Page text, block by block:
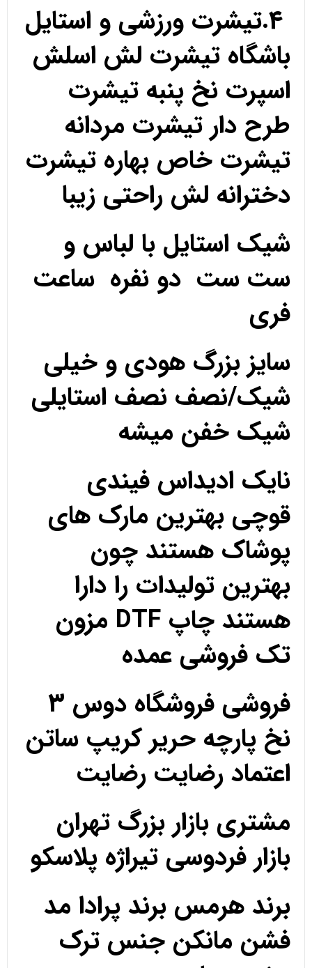
4.تیشرت ورزشی و استایل
باشگاه تیشرت لش اسلش
اسپرت نخ پنبه تیشرت
طرح دار تیشرت مردانه
تیشرت خاص بهاره تیشرت
دخترانه لش راحتی زیبا
شیک استایل با لباس و
ست ست دو نفره ساعت
فری
سایز بزرگ هودی و خیلی
شیک/نصف نصف استایلی
شیک خفن میشه
نایک ادیداس فیندی
قوچی بهترین مارک های
پوشاک هستند چون
بهترین تولیدات را دارا
هستند چاپ DTF مزون
تک فروشی عمده
فروشی فروشگاه دوس 3
نخ پارچه حریر کریپ ساتن
اعتماد رضایت رضایت
مشتری بازار بزرگ تهران
بازار فردوسی تیراژه پلاسکو
برند هرمس برند پرادا مد
فشن مانکن جنس ترک